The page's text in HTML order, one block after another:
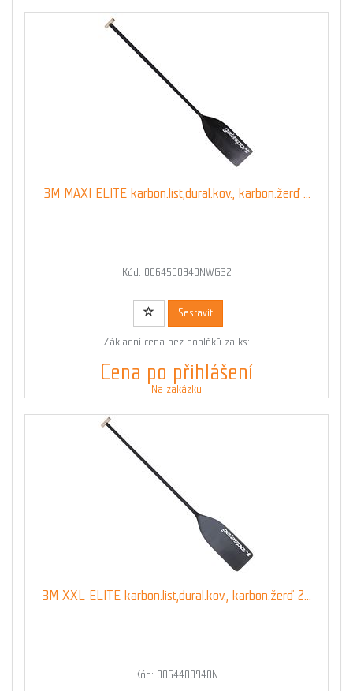
3M MAXI ELITE karbon.list,dural.kov., karbon.žerď ...
Kód: 0064500940NWG32
Sestavit
Základní cena bez doplňků za ks:
Cena po přihlášení
Na zakázku
3M XXL ELITE karbon.list,dural.kov., karbon.žerď 2...
Kód: 0064400940N